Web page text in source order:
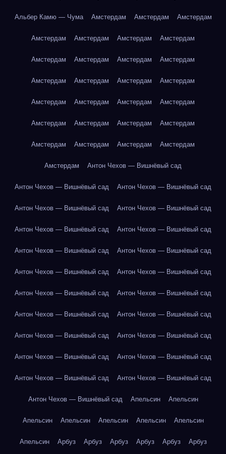
Альбер Камю — Чума Амстердам Амстердам Амстердам
Амстердам Амстердам Амстердам Амстердам
Амстердам Амстердам Амстердам Амстердам
Амстердам Амстердам Амстердам Амстердам
Амстердам Амстердам Амстердам Амстердам
Амстердам Амстердам Амстердам Амстердам
Амстердам Амстердам Амстердам Амстердам
Амстердам Антон Чехов — Вишнёвый сад
Антон Чехов — Вишнёвый сад Антон Чехов — Вишнёвый сад
Антон Чехов — Вишнёвый сад Антон Чехов — Вишнёвый сад
Антон Чехов — Вишнёвый сад Антон Чехов — Вишнёвый сад
Антон Чехов — Вишнёвый сад Антон Чехов — Вишнёвый сад
Антон Чехов — Вишнёвый сад Антон Чехов — Вишнёвый сад
Антон Чехов — Вишнёвый сад Антон Чехов — Вишнёвый сад
Антон Чехов — Вишнёвый сад Антон Чехов — Вишнёвый сад
Антон Чехов — Вишнёвый сад Антон Чехов — Вишнёвый сад
Антон Чехов — Вишнёвый сад Антон Чехов — Вишнёвый сад
Антон Чехов — Вишнёвый сад Антон Чехов — Вишнёвый сад
Антон Чехов — Вишнёвый сад Апельсин Апельсин
Апельсин Апельсин Апельсин Апельсин Апельсин
Апельсин Арбуз Арбуз Арбуз Арбуз Арбуз Арбуз